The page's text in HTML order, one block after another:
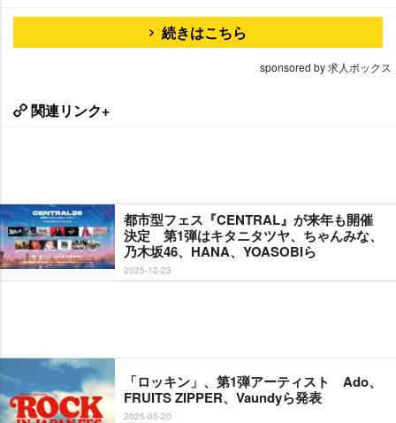
続きはこちら
sponsored by 求人ボックス
関連リンク+
都市型フェス『CENTRAL』が来年も開催
決定 第1弾はキタニタツヤ、ちゃんみな、
乃木坂46、HANA、YOASOBIら
2025-12-23
「ロッキン」、第1弾アーティスト Ado、
FRUITS ZIPPER、Vaundyら発表
2026-05-20